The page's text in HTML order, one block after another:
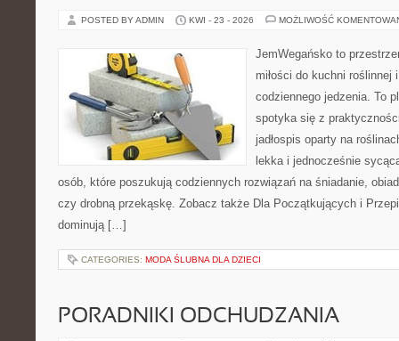
POSTED BY ADMIN KWI - 23 - 2026 MOŻLIWOŚĆ
JemWegańsko to
miłości do kuchni roślinnej
codziennego jedzenia. To
spotyka się z
jadłospis oparty na
lekka i jednocześnie
osób, które poszukują codziennych rozwiązań na śniadanie,
czy drobną przekąskę. Zobacz także Dla Początkujących i
dominują […]
CATEGORIES: MODA ŚLUBNA DLA DZIECI
PORADNIKI ODCHUDZANIA